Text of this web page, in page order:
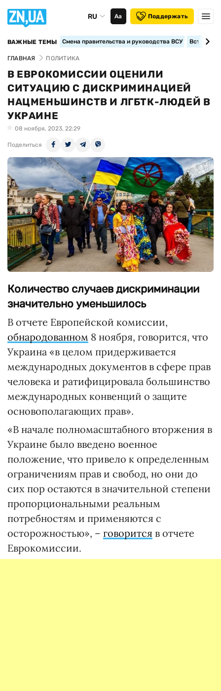
RU Аа Поддержать
ВАЖНЫЕ ТЕМЫ Смена правительства и руководства ВСУ
ГЛАВНАЯ ПОЛИТИКА
В ЕВРОКОМИССИИ ОЦЕНИЛИ
СИТУАЦИЮ С ДИСКРИМИНАЦИЕЙ
НАЦМЕНЬШИНСТВ И ЛГБТК-ЛЮДЕЙ В
УКРАИНЕ
08 ноября, 2023, 22:29
Поделиться
Количество случаев дискриминации
значительно уменьшилось
В отчете Европейской комиссии,
обнародованном 8 ноября, говорится, что
Украина «в целом придерживается
международных документов в сфере прав
человека и ратифицировала большинство
международных конвенций о защите
основополагающих прав».
«В начале полномасштабного вторжения в
Украине было введено военное
положение, что привело к определенным
ограничениям прав и свобод, но они до
сих пор остаются в значительной степени
пропорциональными реальным
потребностям и применяются с
осторожностью», – говорится в отчете
Еврокомиссии.